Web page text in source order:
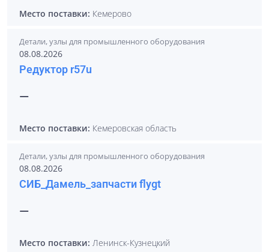
Место поставки: Кемерово
Детали, узлы для промышленного оборудования
08.08.2026
Редуктор r57u
—
Место поставки: Кемеровская область
Детали, узлы для промышленного оборудования
08.08.2026
СИБ_Дамель_запчасти flygt
—
Место поставки: Ленинск-Кузнецкий